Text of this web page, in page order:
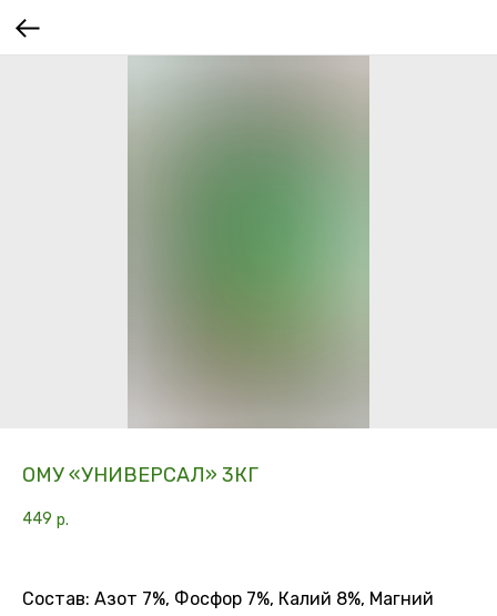
ОМУ «УНИВЕРСАЛ» 3КГ
449 р.
Состав: Азот 7%, Фосфор 7%, Калий 8%, Магний